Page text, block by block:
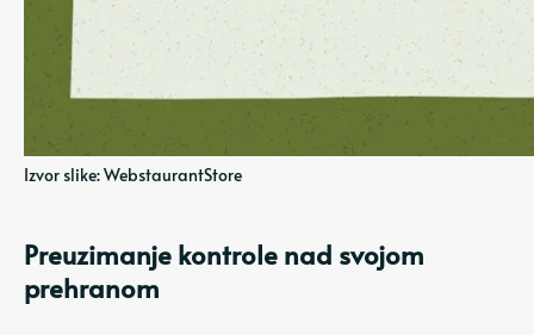
Izvor slike: WebstaurantStore
Preuzimanje kontrole nad svojom
prehranom